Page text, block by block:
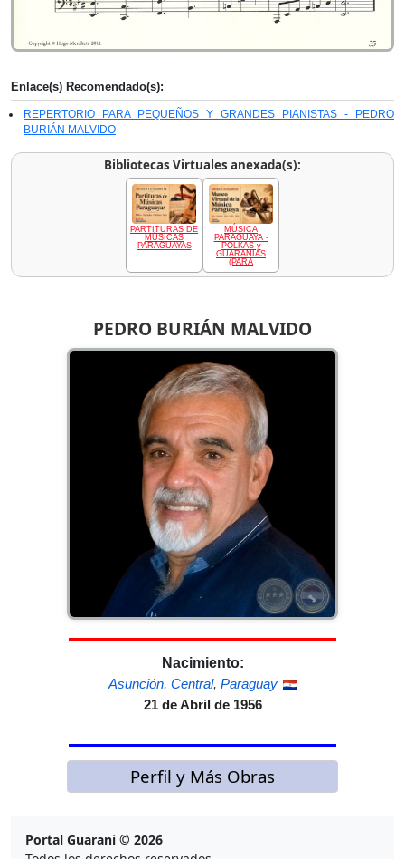
PEDRO BURIÁN MALVIDO
Nacimiento:
Asunción, Central, Paraguay
21 de Abril de 1956
Perfil y Más Obras
Enlace(s) Recomendado(s):
REPERTORIO PARA PEQUEÑOS Y GRANDES PIANISTAS - PEDRO
BURIÁN MALVIDO
Bibliotecas Virtuales anexada(s):
PARTITURAS DE
MÚSICAS
PARAGUAYAS
MÚSICA
PARAGUAYA -
POLKAS y
GUARANIAS
(PARA
Portal Guarani © 2026